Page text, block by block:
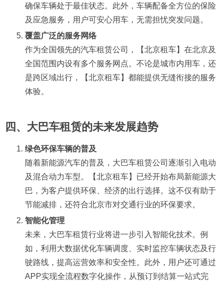
确保车辆处于最佳状态。此外，车辆配备全方位的保险
及应急服务，用户可安心用车，无需担忧突发问题。
覆盖广泛的服务网络
作为全国领先的汽车租赁公司，【北京租车】在北京及
全国范围内设有多个服务网点。不论是城市内用车，还
是跨区域出行，【北京租车】都能提供无缝衔接的服务
体验。
四、大巴车租赁的未来发展趋势
绿色环保车辆的普及
随着新能源汽车的普及，大巴车租赁公司逐渐引入电动
及混合动力车型。【北京租车】已经开始布局新能源大
巴，为客户提供环保、经济的出行选择。这不仅有助于
节能减排，还符合北京市对交通行业的环保要求。
智能化管理
未来，大巴车租赁行业将进一步引入智能化技术。例
如，利用大数据优化车辆调度、实时监控车辆状态及行
驶路线，提高运营效率和安全性。此外，用户还可通过
APP实现全流程数字化操作，从预订到结算一站式完